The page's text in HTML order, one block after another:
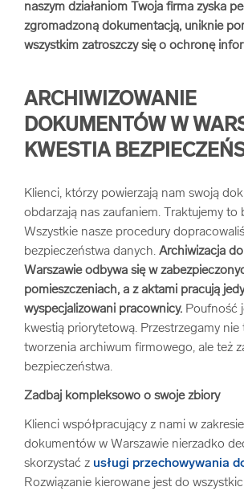
naszym działaniom Twoja firma zyska
zgromadzoną dokumentacją, uniknie
wszystkim zatroszczy się o ochronę
ARCHIWIZOWANIE
DOKUMENTÓW W
KWESTIA
Klienci, którzy powierzają nam swoją
obdarzają nas zaufaniem. Traktujemy to
Wszystkie nasze procedury
bezpieczeństwa danych. Archiwizacja
Warszawie odbywa się w
pomieszczeniach, a z aktami pracują
wyspecjalizowani pracownicy. Poufność
kwestią priorytetową. Przestrzegamy nie
tworzenia archiwum firmowego, ale też
bezpieczeństwa.
Zadbaj kompleksowo o swoje zbiory
Klienci współpracujący z nami w
dokumentów w Warszawie nierzadko
skorzystać z usługi przechowywania
Rozwiązanie kierowane jest do